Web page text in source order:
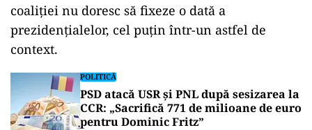
coaliției nu doresc să fixeze o dată a
prezidențialelor, cel puțin într-un astfel de
context.
POLITICĂ
PSD atacă USR și PNL după sesizarea la
CCR: „Sacrifică 771 de milioane de euro
pentru Dominic Fritz”